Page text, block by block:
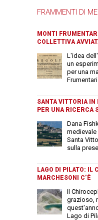
FRAMMENTI DI
MONTI
COLLETTIVA
L'idea
un
per una
SANTA VITTORIA IN
PER UNA RICERCA
Dana
medievale
Santa
sulla
LAGO DI PILATO: IL
MARCHESONI C’È
Il
grazioso,
Lago di